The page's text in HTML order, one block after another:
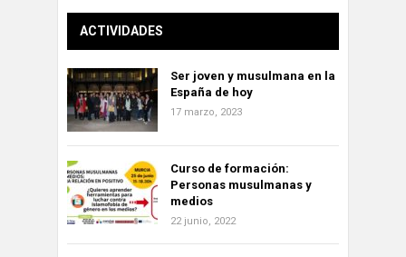
ACTIVIDADES
Ser joven y musulmana en la
España de hoy
17 marzo, 2023
Curso de formación:
Personas musulmanas y
medios
22 junio, 2022